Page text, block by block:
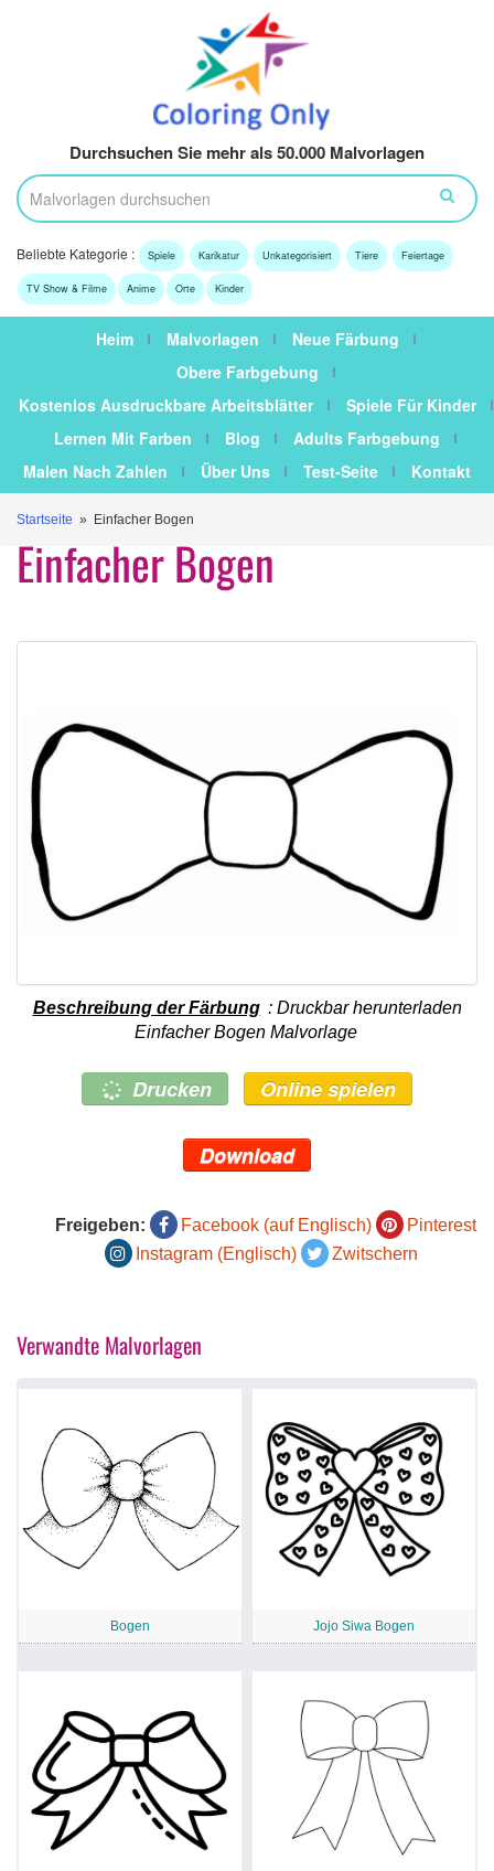
Durchsuchen Sie mehr als 50.000 Malvorlagen
Beliebte Kategorie : Spiele Karikatur Unkategorisiert Tiere Feiertage
TV Show & Filme Anime Orte Kinder
Heim Malvorlagen
Neue Färbung
Obere Farbgebung
Kostenlos Ausdruckbare Arbeitsblätter
Spiele Für Kinder
Lernen Mit Farben
Blog
Adults Farbgebung
Malen Nach Zahlen
Über Uns Test-Seite Kontakt
Startseite » Einfacher Bogen
Einfacher Bogen
Beschreibung der Färbung : Druckbar herunterladen
Einfacher Bogen Malvorlage
Drucken Online spielen
Download
Freigeben: Facebook (auf Englisch)
Pinterest
Instagram (Englisch)
Zwitschern
Verwandte Malvorlagen
Bogen Jojo Siwa Bogen